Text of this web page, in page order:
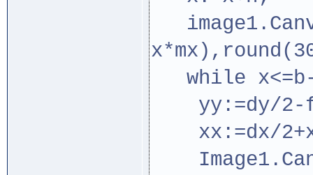
while x<=b-
yy:=dy/2-
xx:=dx/